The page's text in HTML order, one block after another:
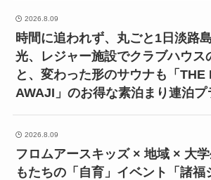
2026.8.09
時間に追われず、丸ごと1日淡路
光、レジャー施設でクラブハウス
と、変わった形のサウナも「THE
AWAJI」のお得な素泊まり連泊プ
2026.8.09
フロムアースキッズ × 地域 × 大
もたちの「自育」イベント「諸福